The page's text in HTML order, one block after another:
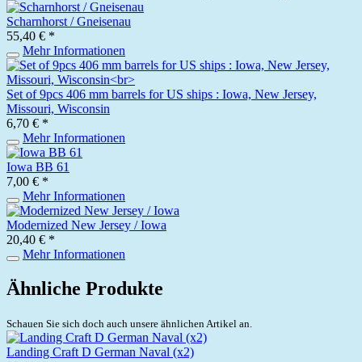
Scharnhorst / Gneisenau
55,40 € *
Mehr Informationen
Set of 9pcs 406 mm barrels for US ships : Iowa, New Jersey,
Missouri, Wisconsin
6,70 € *
Mehr Informationen
Iowa BB 61
7,00 € *
Mehr Informationen
Modernized New Jersey / Iowa
20,40 € *
Mehr Informationen
Ähnliche Produkte
Schauen Sie sich doch auch unsere ähnlichen Artikel an.
Landing Craft D German Naval (x2)